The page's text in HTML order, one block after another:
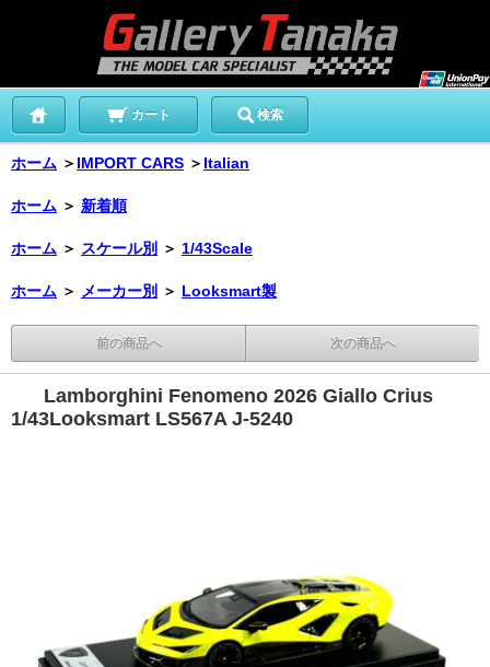
カート 検索
ホーム ＞ IMPORT CARS ＞ Italian
ホーム ＞ 新着順
ホーム ＞ スケール別 ＞ 1/43Scale
ホーム ＞ メーカー別 ＞ Looksmart製
前の商品へ 次の商品へ
Lamborghini Fenomeno 2026 Giallo Crius
1/43Looksmart LS567A J-5240